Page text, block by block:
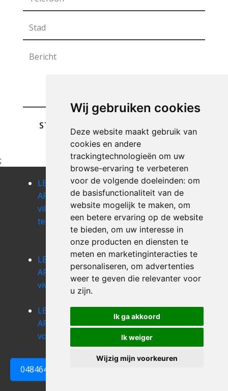
Wij gebruiken cookies
Deze website maakt gebruik van
cookies en andere
trackingtechnologieën om uw
browse-ervaring te verbeteren
voor de volgende doeleinden: om
de basisfunctionaliteit van de
website mogelijk te maken, om
een betere ervaring op de website
te bieden, om uw interesse in
onze producten en diensten te
meten en marketinginteracties te
personaliseren, om advertenties
weer te geven die relevanter voor
u zijn.
Ik ga akkoord
Ik weiger
Wijzig mijn voorkeuren
0484648161
STUREN
;
LEEGMAKEN
APPARTEMENT
villers-le-
temple
LEEGMAKEN
APPARTEMENT
villers-saint-
simeon
LEEGMAKEN
APPARTEMENT
vinalmont
LEEGMAKEN
APPARTEMENT
vise
LEEGMAKEN
APPARTEMENT
vivegnis
LEEGMAKEN
APPARTEMENT
voroux-
LEEGMAKEN
APPARTEMENT
voroux-lez-
LEEGMAKEN
APPARTEMENT
vottem
LEEGMAKEN
APPARTEMENT
tharoul